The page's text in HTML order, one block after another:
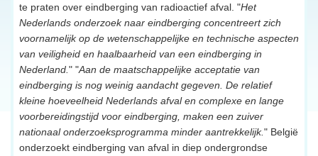
te praten over eindberging van radioactief afval. "Het
Nederlands onderzoek naar eindberging concentreert zich
voornamelijk op de wetenschappelijke en technische aspecten
van veiligheid en haalbaarheid van een eindberging in
Nederland. " "Aan de maatschappelijke acceptatie van
eindberging is nog weinig aandacht gegeven. De relatief
kleine hoeveelheid Nederlands afval en complexe en lange
voorbereidingstijd voor eindberging, maken een zuiver
nationaal onderzoeksprogramma minder aantrekkelijk." België
onderzoekt eindberging van afval in diep ondergrondse